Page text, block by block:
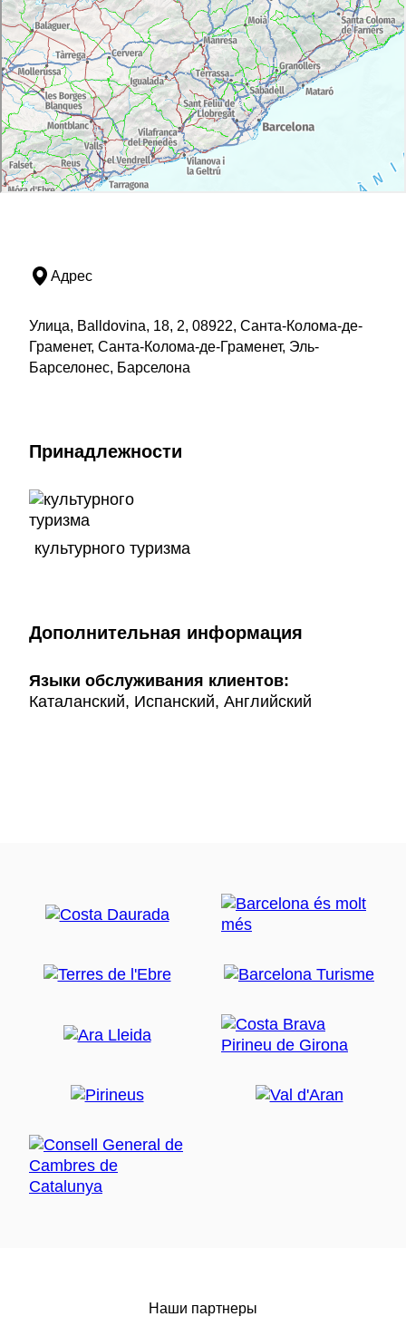
Адрес
Улица, Balldovina, 18, 2, 08922, Санта-Колома-де-
Граменет, Санта-Колома-де-Граменет, Эль-
Барселонес, Барселона
Принадлежности
культурного туризма
Дополнительная информация
Языки обслуживания клиентов:
Каталанский, Испанский, Английский
Наши партнеры